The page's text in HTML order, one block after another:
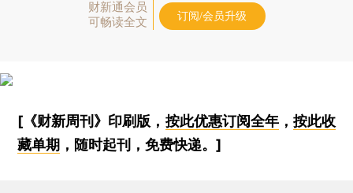
财新通会员
可畅读全文
订阅/会员升级
[《财新周刊》印刷版， 按此优惠订阅全年， 按此收
藏单期 ，随时起刊，免费快递。]